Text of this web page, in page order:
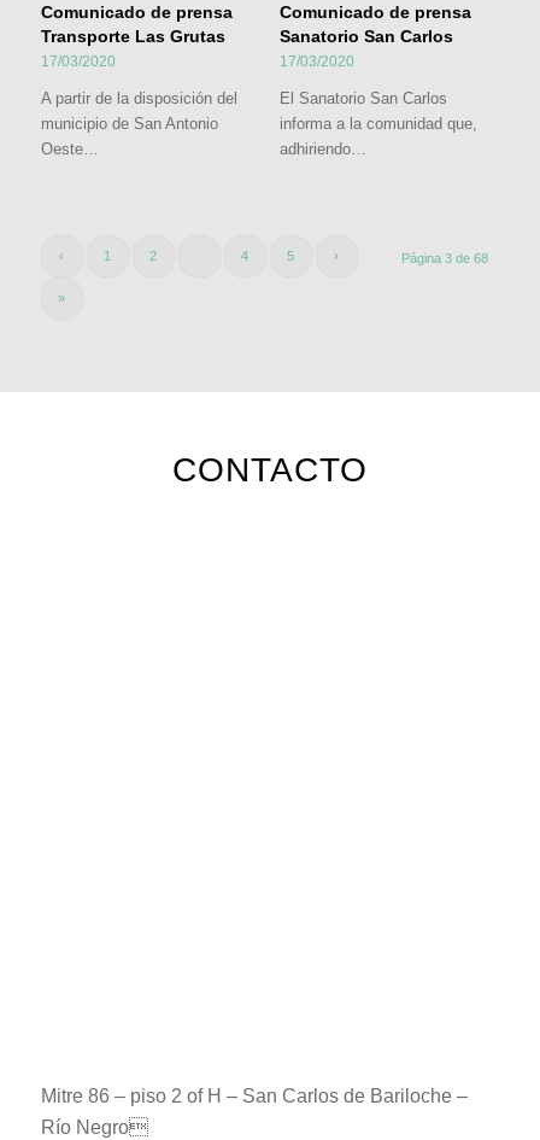
Comunicado de prensa
Transporte Las Grutas
17/03/2020
A partir de la disposición del
municipio de San Antonio
Oeste…
Comunicado de prensa
Sanatorio San Carlos
17/03/2020
El Sanatorio San Carlos
informa a la comunidad que,
adhiriendo…
Página 3 de 68
‹ 1 2 4 5 ›
»
CONTACTO
Mitre 86 – piso 2 of H – San Carlos de Bariloche –
Río Negro